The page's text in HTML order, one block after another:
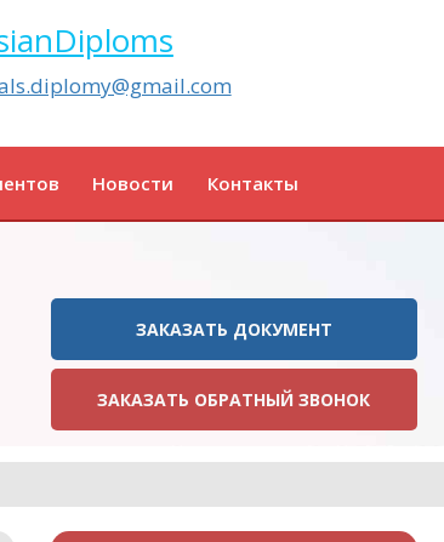
Новости Контакты
ЗАКАЗАТЬ ДОКУМЕНТ
ЗАКАЗАТЬ ОБРАТНЫЙ ЗВОНОК